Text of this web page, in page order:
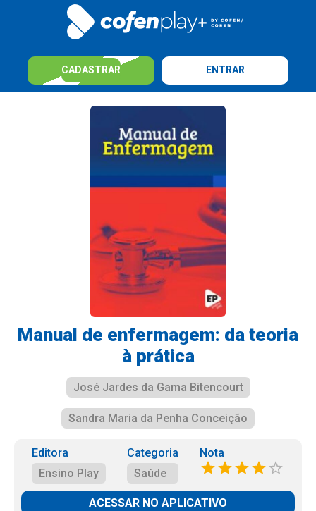
CADASTRAR ENTRAR
Manual de enfermagem: da teoria
à prática
José Jardes da Gama Bitencourt
Sandra Maria da Penha Conceição
Editora
Ensino Play
Categoria
Saúde
Nota
ACESSAR NO APLICATIVO